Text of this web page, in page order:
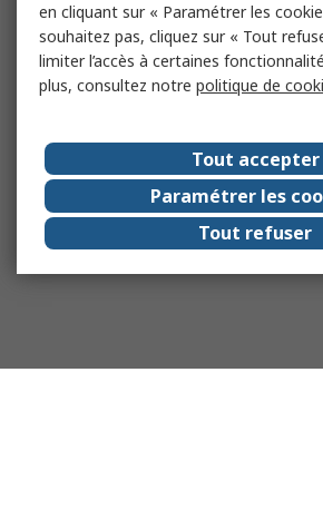
en cliquant sur « Paramétrer les
souhaitez pas, cliquez sur « Tout
limiter l’accès à certaines
plus, consultez notre politique de
Tout accepter
Paramétrer les
Tout refuser